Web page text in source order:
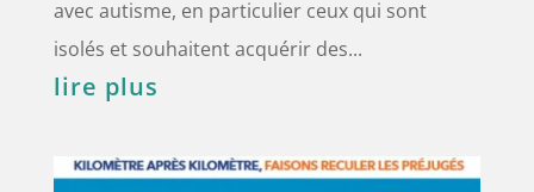
avec autisme, en particulier ceux qui sont
isolés et souhaitent acquérir des...
lire plus